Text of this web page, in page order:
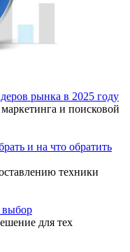
рынка в 2025 году
и поисковой
и на что обратить
техники
выбор
для тех